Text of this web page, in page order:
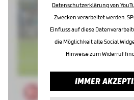
Datenschutzerklärung von
Zwecken verarbeitet werden.
Einfluss auf diese
die Möglichkeit alle Social
Hinweise zum Widerruf
IMMER